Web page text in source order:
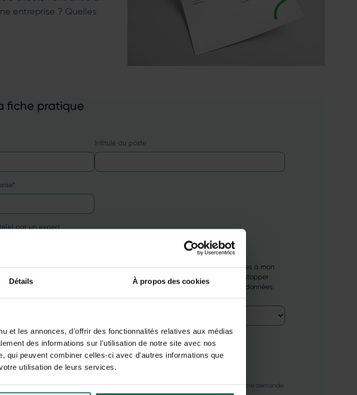
Détails À propos des cookies
et les annonces, d'offrir des fonctionnalités relatives aux médias
des informations sur l'utilisation de notre site avec nos
qui peuvent combiner celles-ci avec d'autres informations que
utilisation de leurs services.
entreprise ? Quelles
fiche pratique
Intitulé du poste
*
par un expert
et sans engagement de ma part, informations et offres commerciales utiles à mon
relatives au marché de l'énergie. Je pourrai à tout moment, d'un simple clic, stopper
simple demande, la communication, la rectification ou la suppression des données
de ce formulaires sont transmises à Opéra Énergie et ses partenaires pour gérer votre demande.